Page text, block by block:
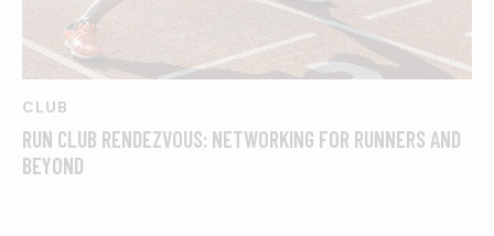
CLUB
RUN CLUB RENDEZVOUS: NETWORKING FOR RUNNERS AND
BEYOND